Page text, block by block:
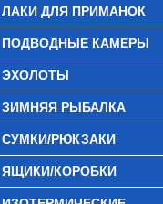
ЛАКИ ДЛЯ ПРИМАНОК
ПОДВОДНЫЕ КАМЕРЫ
ЭХОЛОТЫ
ЗИМНЯЯ РЫБАЛКА
СУМКИ/РЮКЗАКИ
ЯЩИКИ/КОРОБКИ